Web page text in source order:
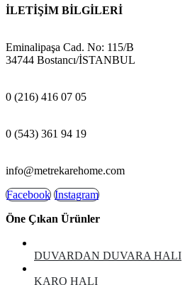
İLETİŞİM BİLGİLERİ
Eminalipaşa Cad. No: 115/B
34744 Bostancı/İSTANBUL
0 (216) 416 07 05
0 (543) 361 94 19
info@metrekarehome.com
Facebook Instagram
Öne Çıkan Ürünler
DUVARDAN DUVARA HALI
KARO HALI